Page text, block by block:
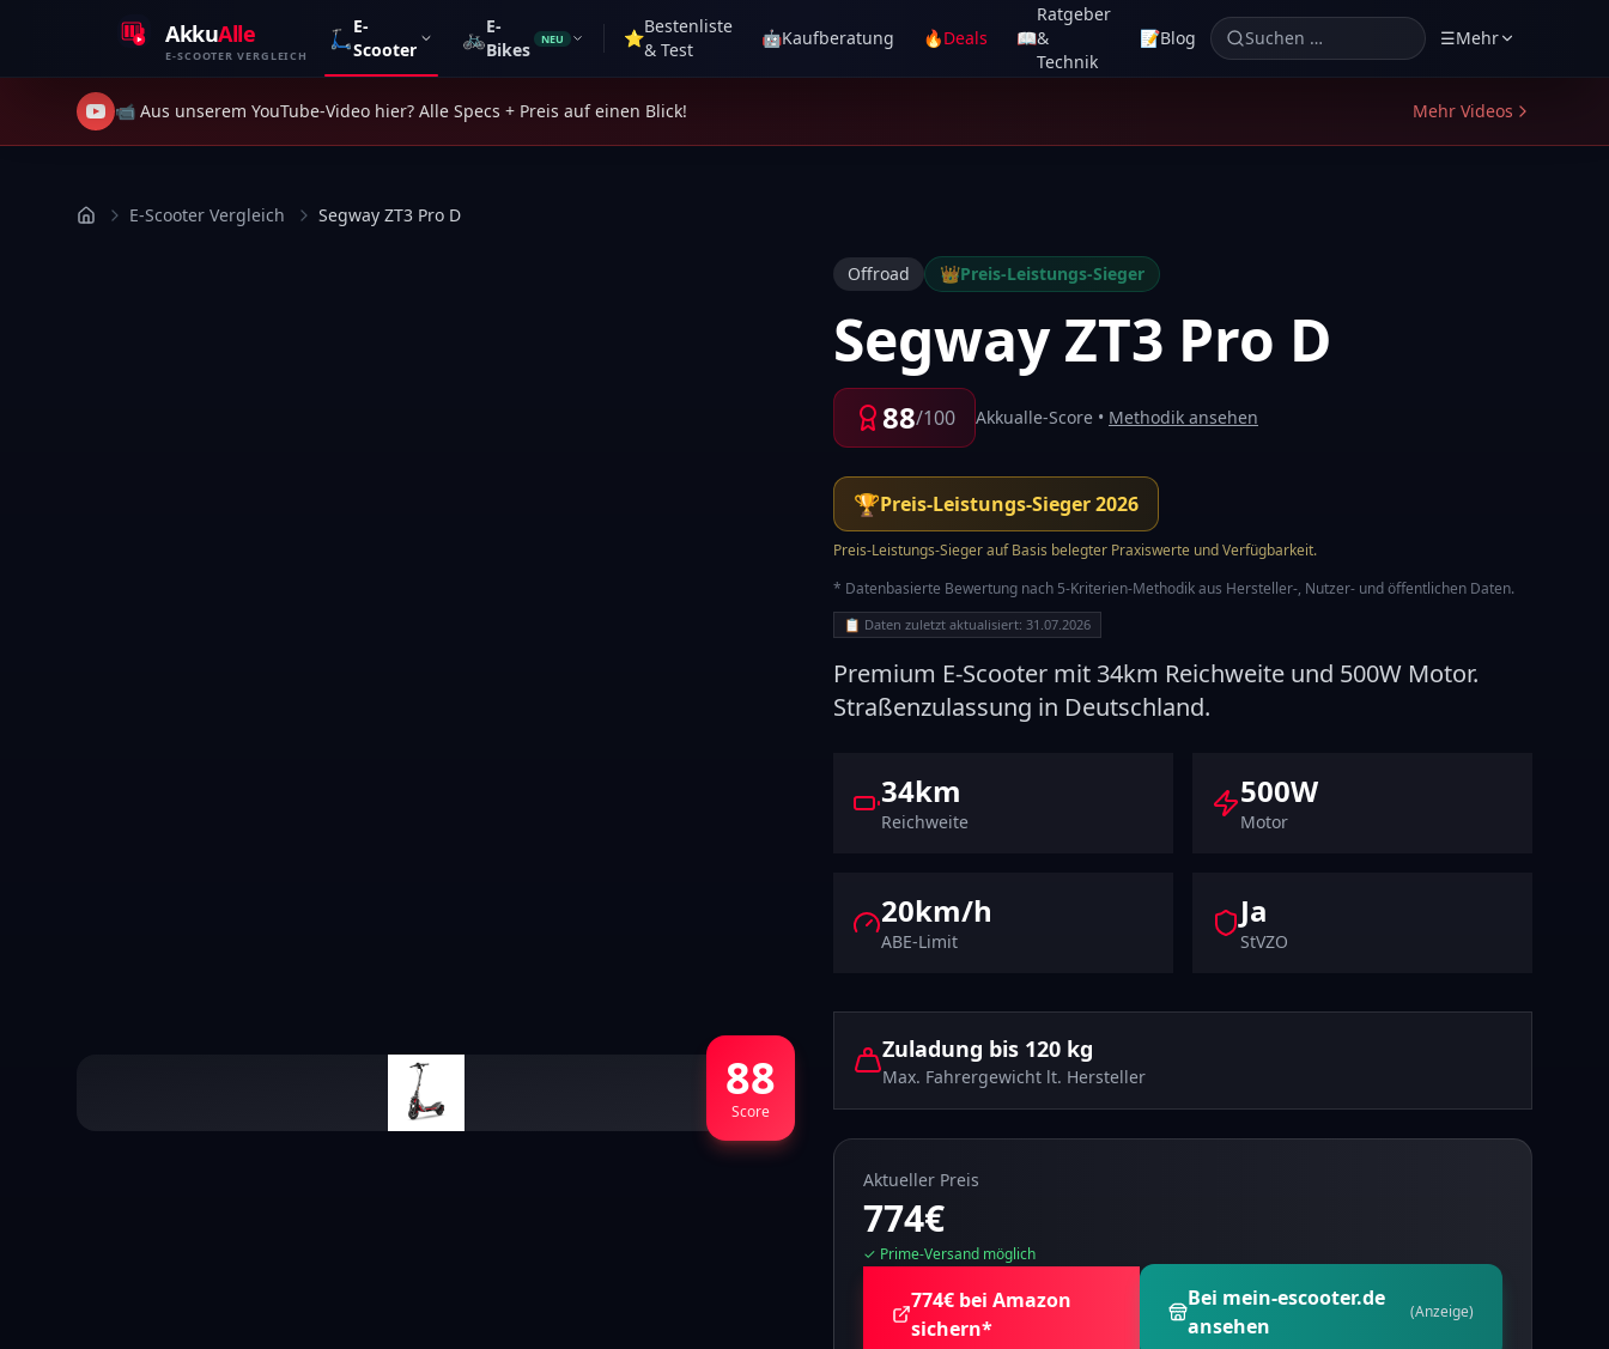
AkkuAlle
E-SCOOTER VERGLEICH
🛴E-
Scooter
🚲E-
Bikes
NEU ⭐
Bestenliste
& Test
🤖Kaufberatung 🔥Deals 📖
Ratgeber
&
Technik
📝Blog Suchen … ☰Mehr
📹 Aus unserem YouTube-Video hier? Alle Specs + Preis auf einen Blick! Mehr Videos
E-Scooter Vergleich Segway ZT3 Pro D
88
Score
Offroad 👑Preis-Leistungs-Sieger
Segway ZT3 Pro D
88/100 Akkualle-Score • Methodik ansehen
🏆Preis-Leistungs-Sieger 2026
Preis-Leistungs-Sieger auf Basis belegter Praxiswerte und Verfügbarkeit.
* Datenbasierte Bewertung nach 5-Kriterien-Methodik aus Hersteller-, Nutzer- und öffentlichen Daten.
📋 Daten zuletzt aktualisiert: 31.07.2026
Premium E-Scooter mit 34km Reichweite und 500W Motor.
Straßenzulassung in Deutschland.
34km
Reichweite
500W
Motor
20km/h
ABE-Limit
Ja
StVZO
Zuladung bis 120 kg
Max. Fahrergewicht lt. Hersteller
Aktueller Preis
774€
✓ Prime-Versand möglich
774€ bei Amazon
sichern*
Bei mein-escooter.de
ansehen
(Anzeige)